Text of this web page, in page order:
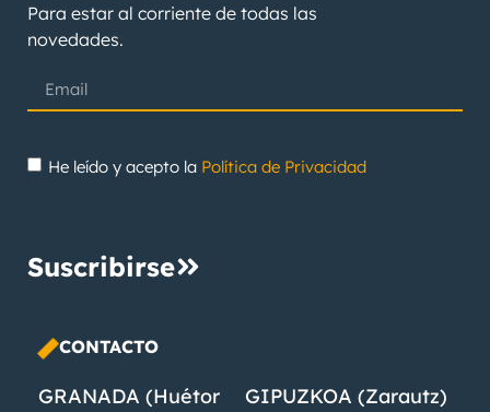
Para estar al corriente de todas las
novedades.
He leído y acepto la Política de Privacidad
Suscribirse
CONTACTO
GRANADA (Huétor
GIPUZKOA (Zarautz)